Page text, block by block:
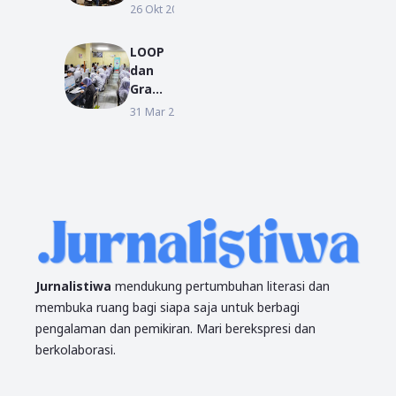
KKN
nak
dan
UM
Pontia
gpura
2104
Lulusa
n pada
Wisud
PENDIDIKAN
26 Okt 2018
LOOP
dan
Grame
dia
ak Se-
Indon
PENDIDIKAN
31 Mar 2019
Jurnalistiwa mendukung pertumbuhan literasi dan
membuka ruang bagi siapa saja untuk berbagi
pengalaman dan pemikiran. Mari berekspresi dan
berkolaborasi.